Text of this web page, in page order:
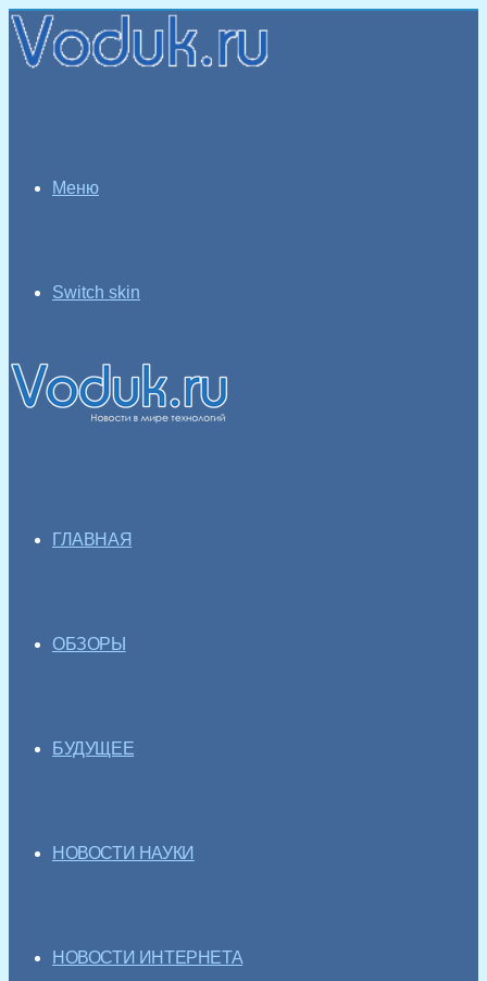
Меню
Switch skin
ГЛАВНАЯ
ОБЗОРЫ
БУДУЩЕЕ
НОВОСТИ НАУКИ
НОВОСТИ ИНТЕРНЕТА